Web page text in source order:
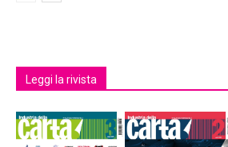
Leggi la rivista